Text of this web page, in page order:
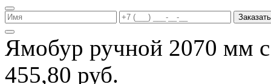
Заказать
Ямобур ручной 2070 мм
455,80 руб.